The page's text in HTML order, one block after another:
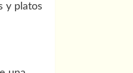
y platos